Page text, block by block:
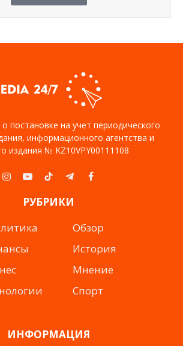
постановке на учет периодического
информационного агентства и
издания № KZ10VPY00111108
Instagram
YouTubeTikTokTelegramFacebook
РУБРИКИ
Обзор
История
Мнение
Спорт
ИНФОРМАЦИЯ